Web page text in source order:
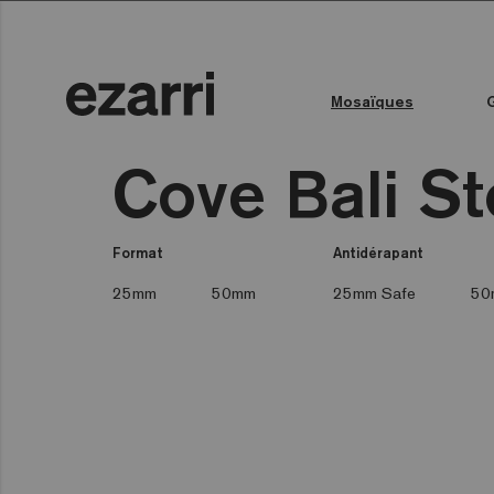
Mosaïques
Cove Bali
Format
25mm 50mm
Antidérapant
25mm Safe